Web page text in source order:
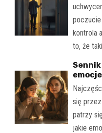
kontrola
to, że
się
patrzy
jakie